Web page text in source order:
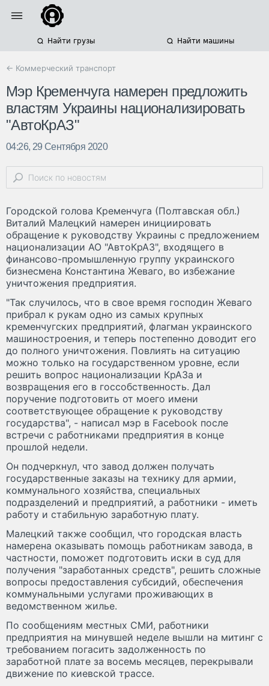
Найти грузы Найти машины
← Коммерческий транспорт
Мэр Кременчуга намерен предложить
властям Украины национализировать
"АвтоКрАЗ"
04:26, 29 Сентября 2020
Городской голова Кременчуга (Полтавская обл.)
Виталий Малецкий намерен инициировать
обращение к руководству Украины с предложением
национализации АО "АвтоКрАЗ", входящего в
финансово-промышленную группу украинского
бизнесмена Константина Жеваго, во избежание
уничтожения предприятия.
"Так случилось, что в свое время господин Жеваго
прибрал к рукам одно из самых крупных
кременчугских предприятий, флагман украинского
машиностроения, и теперь постепенно доводит его
до полного уничтожения. Повлиять на ситуацию
можно только на государственном уровне, если
решить вопрос национализации КрАЗа и
возвращения его в госсобственность. Дал
поручение подготовить от моего имени
соответствующее обращение к руководству
государства", - написал мэр в Facebook после
встречи с работниками предприятия в конце
прошлой недели.
Он подчеркнул, что завод должен получать
государственные заказы на технику для армии,
коммунального хозяйства, специальных
подразделений и предприятий, а работники - иметь
работу и стабильную заработную плату.
Малецкий также сообщил, что городская власть
намерена оказывать помощь работникам завода, в
частности, поможет подготовить иски в суд для
получения "заработанных средств", решить сложные
вопросы предоставления субсидий, обеспечения
коммунальными услугами проживающих в
ведомственном жилье.
По сообщениям местных СМИ, работники
предприятия на минувшей неделе вышли на митинг с
требованием погасить задолженность по
заработной плате за восемь месяцев, перекрывали
движение по киевской трассе.